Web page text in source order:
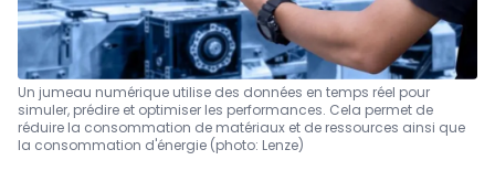
Un jumeau numérique utilise des données en temps réel pour
simuler, prédire et optimiser les performances. Cela permet de
réduire la consommation de matériaux et de ressources ainsi que
la consommation d'énergie (photo: Lenze)